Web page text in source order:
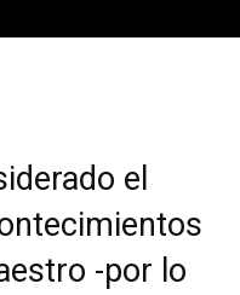
el
-por lo